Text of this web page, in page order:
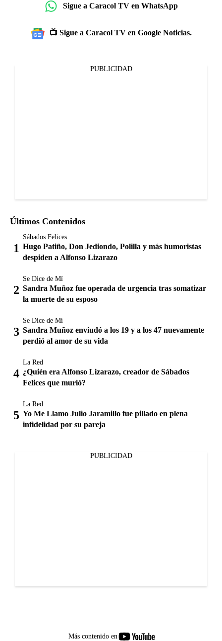
Sigue a Caracol TV en WhatsApp
📺 Sigue a Caracol TV en Google Noticias.
PUBLICIDAD
Últimos Contenidos
Sábados Felices
Hugo Patiño, Don Jediondo, Polilla y más humoristas
despiden a Alfonso Lizarazo
Se Dice de Mí
Sandra Muñoz fue operada de urgencia tras somatizar
la muerte de su esposo
Se Dice de Mí
Sandra Muñoz enviudó a los 19 y a los 47 nuevamente
perdió al amor de su vida
La Red
¿Quién era Alfonso Lizarazo, creador de Sábados
Felices que murió?
La Red
Yo Me Llamo Julio Jaramillo fue pillado en plena
infidelidad por su pareja
PUBLICIDAD
Más contenido en youtube-